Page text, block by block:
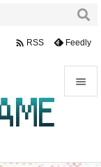

サイド
 RSS Feedly